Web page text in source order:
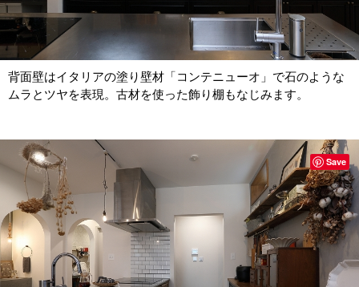
背面壁はイタリアの塗り壁材「コンテニューオ」で石のような
ムラとツヤを表現。古材を使った飾り棚もなじみます。
Save